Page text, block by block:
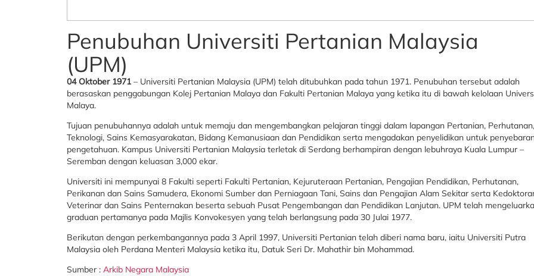
Penubuhan Universiti Pertanian Malaysia
(UPM)
04 Oktober 1971 – Universiti Pertanian Malaysia (UPM) telah ditubuhkan pada tahun 1971. Penubuhan tersebut adalah
berasaskan penggabungan Kolej Pertanian Malaya dan Fakulti Pertanian Malaya yang ketika itu di bawah kelolaan
Malaya.
Tujuan penubuhannya adalah untuk memaju dan mengembangkan pelajaran tinggi dalam lapangan Pertanian, Perhutanan,
Teknologi, Sains Kemasyarakatan, Bidang Kemanusiaan dan Pendidikan serta mengadakan penyelidikan untuk
pengetahuan. Kampus Universiti Pertanian Malaysia terletak di Serdang berhampiran dengan lebuhraya Kuala Lumpur –
Seremban dengan keluasan 3,000 ekar.
Universiti ini mempunyai 8 Fakulti seperti Fakulti Pertanian, Kejuruteraan Pertanian, Pengajian Pendidikan, Perhutanan,
Perikanan dan Sains Samudera, Ekonomi Sumber dan Perniagaan Tani, Sains dan Pengajian Alam Sekitar serta
Veterinar dan Sains Penternakan beserta sebuah Pusat Pengembangan dan Pendidikan Lanjutan. UPM telah
graduan pertamanya pada Majlis Konvokesyen yang telah berlangsung pada 30 Julai 1977.
Berikutan dengan perkembangannya pada 3 April 1997, Universiti Pertanian telah diberi nama baru, iaitu Universiti Putra
Malaysia oleh Perdana Menteri Malaysia ketika itu, Datuk Seri Dr. Mahathir bin Mohammad.
Sumber : Arkib Negara Malaysia